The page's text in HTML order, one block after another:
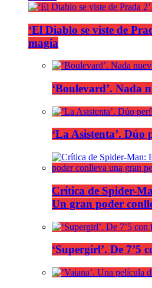
‘El Diablo se viste de
magia
‘Boulevard’. Nada
‘La Asistenta’. Dúo
Crítica de Spider-
Un gran poder
‘Supergirl’. De 7’5